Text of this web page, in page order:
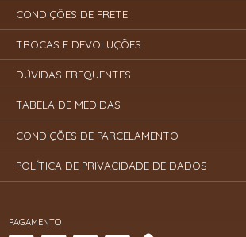
PAGAMENTO
CONDIÇÕES DE FRETE
TROCAS E DEVOLUÇÕES
DÚVIDAS FREQUENTES
TABELA DE MEDIDAS
CONDIÇÕES DE PARCELAMENTO
POLÍTICA DE PRIVACIDADE DE DADOS